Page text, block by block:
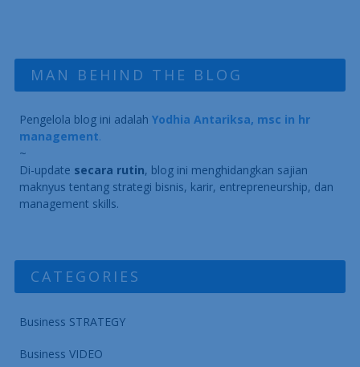
MAN BEHIND THE BLOG
Pengelola blog ini adalah Yodhia Antariksa, msc in hr
management.
~
Di-update secara rutin, blog ini menghidangkan sajian
maknyus tentang strategi bisnis, karir, entrepreneurship, dan
management skills.
CATEGORIES
Business STRATEGY
Business VIDEO